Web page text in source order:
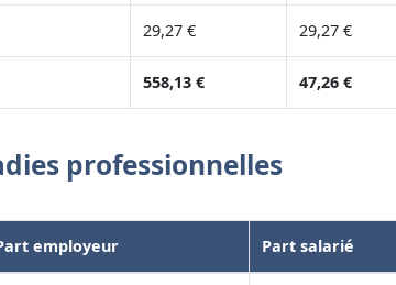
29,27 € 29,27 €
558,13 € 47,26 €
professionnelles
employeur Part salarié